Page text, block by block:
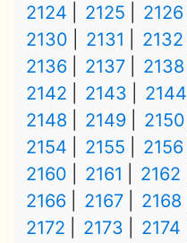
2124 2125 2126
2130
2131 2132
2136
2137 2138
2142
2143 2144
2148
2149 2150
2154
2155 2156
2160
2161 2162
2166
2167 2168
2172
2173 2174